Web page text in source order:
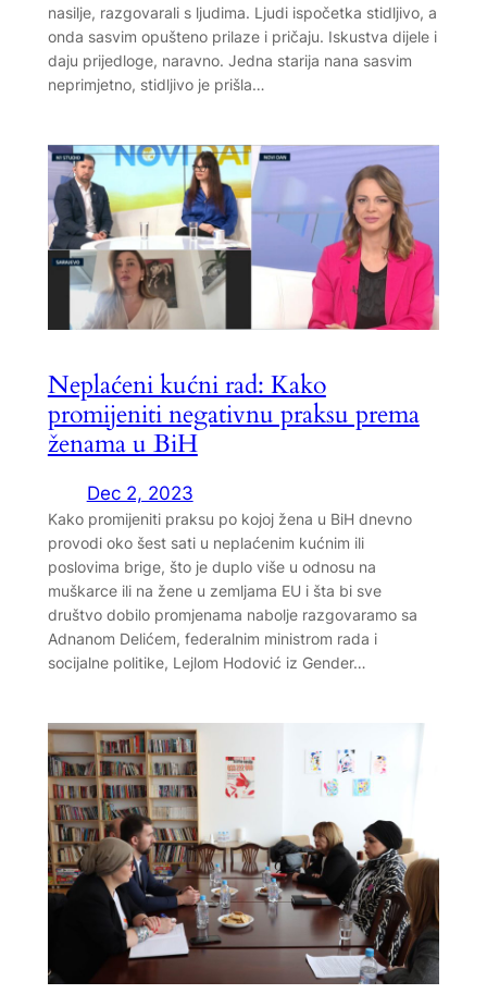
nasilje, razgovarali s ljudima. Ljudi ispočetka stidljivo, a
onda sasvim opušteno prilaze i pričaju. Iskustva dijele i
daju prijedloge, naravno. Jedna starija nana sasvim
neprimjetno, stidljivo je prišla…
Neplaćeni kućni rad: Kako
promijeniti negativnu praksu prema
ženama u BiH
Dec 2, 2023
Kako promijeniti praksu po kojoj žena u BiH dnevno
provodi oko šest sati u neplaćenim kućnim ili
poslovima brige, što je duplo više u odnosu na
muškarce ili na žene u zemljama EU i šta bi sve
društvo dobilo promjenama nabolje razgovaramo sa
Adnanom Delićem, federalnim ministrom rada i
socijalne politike, Lejlom Hodović iz Gender…